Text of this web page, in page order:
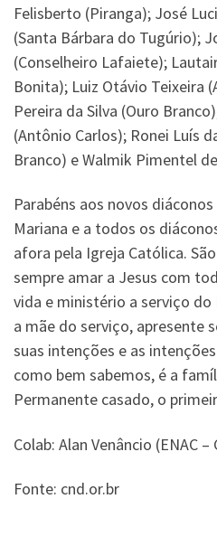
Felisberto (Piranga); José
(Santa Bárbara do Tugúrio);
(Conselheiro Lafaiete);
Bonita); Luiz Otávio Teixeira
Pereira da Silva (Ouro
(Antônio Carlos); Ronei Luís
Branco) e Walmik Pimentel
Parabéns aos novos
Mariana e a todos os
afora pela Igreja Católica.
sempre amar a Jesus com
vida e ministério a serviço do
a mãe do serviço, apresente
suas intenções e as
como bem sabemos, é a
Permanente casado, o
Colab: Alan Venâncio (ENAC –
Fonte: cnd.or.br